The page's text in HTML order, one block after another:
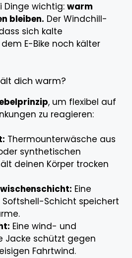
Dinge wichtig: warm
bleiben. Der Windchill-
sich kalte
E-Bike noch kälter
dich warm?
, um flexibel auf
zu reagieren:
Thermounterwäsche aus
synthetischen
deinen Körper trocken
Eine
Schicht speichert
Eine wind- und
Jacke schützt gegen
Fahrtwind.